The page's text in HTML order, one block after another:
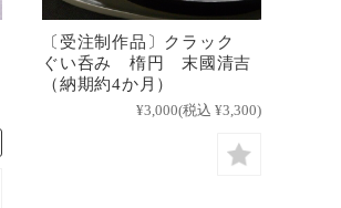
〔受注制作品〕クラック
ぐい呑み 楕円 末國清吉
（納期約4か月）
¥3,000(税込 ¥3,300)